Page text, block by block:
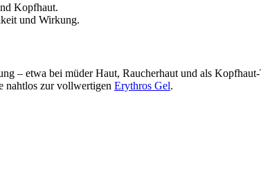
Kopfhaut.
und Wirkung.
– etwa bei müder Haut, Raucherhaut und als
nahtlos zur vollwertigen Erythros Gel.